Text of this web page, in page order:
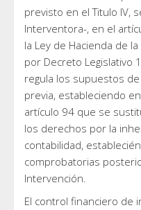
previsto en el Titulo IV,
Interventora-, en el
la Ley de Hacienda de
por Decreto Legislativo
regula los supuestos
previa, estableciendo
artículo 94 que se
los derechos por la
contabilidad,
comprobatorias
Intervención.
El control financiero de